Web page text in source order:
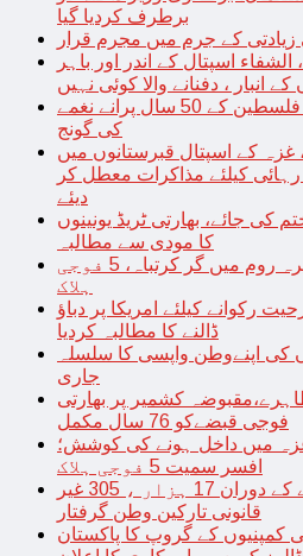
برطرف کردیا گیا
زیادتی کے جرم میں مجرم قرار
اسپتال کے اندر اور باہر
کے انبار ، دفنانے والا کوئی نہیں
اسکینڈے نیوین ممالک میں فلسطین کے 50 سال پرانے نغمے
کی گونج
غزہ کے اسپتال قبرستانوں میں
کیلئے مذاکرات معطل کر
دیئے
کی جائے، بھارتی ٹریڈ یونینوں
کا مودی سے مطالبہ
امریکی جنگی طیارہ بحیرہ روم میں گر کرتباہ، 5 فوجی
ہلاک
رکوانے کیلئے امریکا پر دباؤ
ڈالنے کا مطالبہ کردیا
کی اپنےوطن واپسی کا سلسلہ
جاری
کشمیر پر بھارتی
فوجی قبضےکو 76 سال مکمل
میں داخل ہونے کی کوشش؛
افسر سمیت 5 فوجی ہلاک
سعودی عرب ، ایک ہفتے کے دوران 17 ہزار ، 305 غیر
قانونی تارکین وطن گرفتار
کمپنیوں کے گروپ کا پاکستان